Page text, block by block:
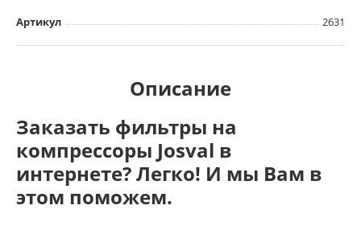
Артикул 2631
Описание
Заказать фильтры на
компрессоры Josval в
интернете? Легко! И мы Вам в
этом поможем.